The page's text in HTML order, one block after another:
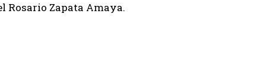
Rosario Zapata Amaya.